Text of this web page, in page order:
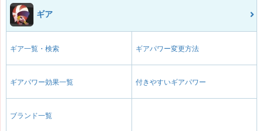
ギア
ギア一覧・検索 ギアパワー変更方法
ギアパワー効果一覧 付きやすいギアパワー
ブランド一覧